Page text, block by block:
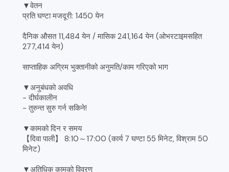
▼वेतन
प्रति घण्टा मजदूरी: 1450 येन
दैनिक औसत 11,484 येन / मासिक 241,164 येन (ओभरटाइमसहित
277,414 येन)
साप्ताहिक अग्रिम भुक्तानीको अनुमति/काम गरिएको भाग
▼अनुबंधको अवधि
- दीर्घकालीन
- तुरुन्त सुरु गर्न सकिने!
▼कामको दिन र समय
【दिवा पाली】 8:10～17:00 (कार्य 7 घण्टा 55 मिनेट, विश्राम 50
मिनेट)
▼अतिधिक कामको विवरण